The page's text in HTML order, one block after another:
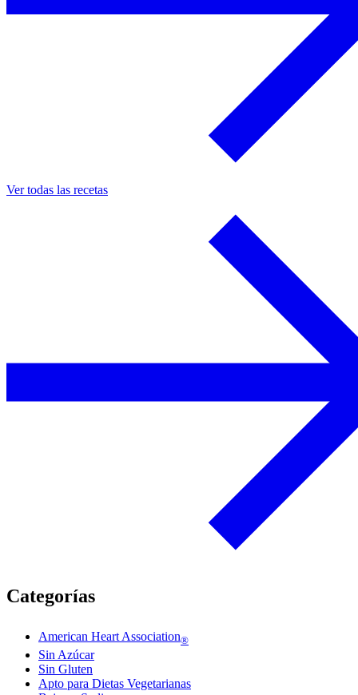
Ver todas las recetas
Categorías
American Heart Association®
Sin Azúcar
Sin Gluten
Apto para Dietas Vegetarianas